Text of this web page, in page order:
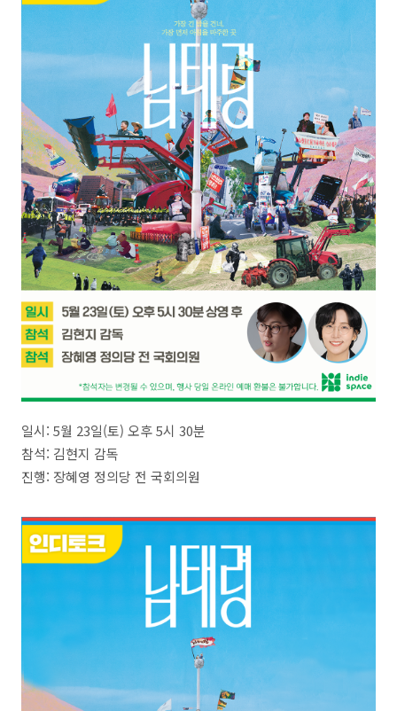
일시: 5월 23일(토) 오후 5시 30분
참석: 김현지 감독
진행: 장혜영 정의당 전 국회의원